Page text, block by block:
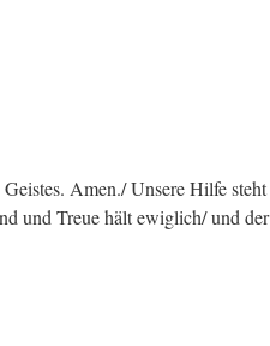
Amen./ Unsere Hilfe steht
und Treue hält ewiglich/ und der